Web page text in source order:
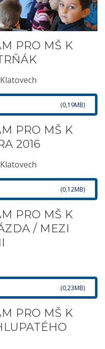
PRO MŠ K
(0,19MB)
PRO MŠ K
2016
(0,12MB)
PRO MŠ K
/ MEZI
(0,23MB)
PRO MŠ K